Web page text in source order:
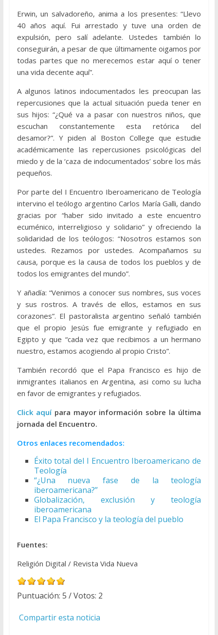
Erwin, un salvadoreño, anima a los presentes: “Llevo
40 años aquí. Fui arrestado y tuve una orden de
expulsión, pero salí adelante. Ustedes también lo
conseguirán, a pesar de que últimamente oigamos por
todas partes que no merecemos estar aquí o tener
una vida decente aquí”.
A algunos latinos indocumentados les preocupan las
repercusiones que la actual situación pueda tener en
sus hijos: “¿Qué va a pasar con nuestros niños, que
escuchan constantemente esta retórica del
desamor?”. Y piden al Boston College que estudie
académicamente las repercusiones psicológicas del
miedo y de la ‘caza de indocumentados’ sobre los más
pequeños.
Por parte del I Encuentro Iberoamericano de Teología
intervino el teólogo argentino Carlos María Galli, dando
gracias por “haber sido invitado a este encuentro
ecuménico, interreligioso y solidario” y ofreciendo la
solidaridad de los teólogos: “Nosotros estamos son
ustedes. Rezamos por ustedes. Acompañamos su
causa, porque es la causa de todos los pueblos y de
todos los emigrantes del mundo”.
Y añadía: “Venimos a conocer sus nombres, sus voces
y sus rostros. A través de ellos, estamos en sus
corazones”. El pastoralista argentino señaló también
que el propio Jesús fue emigrante y refugiado en
Egipto y que “cada vez que recibimos a un hermano
nuestro, estamos acogiendo al propio Cristo”.
También recordó que el Papa Francisco es hijo de
inmigrantes italianos en Argentina, asi como su lucha
en favor de emigrantes y refugiados.
Click aquípara mayor información sobre la última
jornada del Encuentro.
Otros enlaces recomendados:
Éxito total del I Encuentro Iberoamericano de
Teología
“¿Una nueva fase de la teología
iberoamericana?”
Globalización, exclusión y teología
iberoamericana
El Papa Francisco y la teología del pueblo
Fuentes:
Religión Digital / Revista Vida Nueva
Puntuación: 5 / Votos: 2
Compartir esta noticia